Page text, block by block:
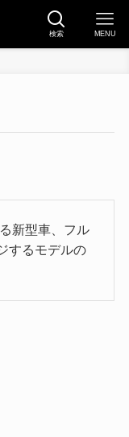
検索 MENU
新型車、フル
するモデルの